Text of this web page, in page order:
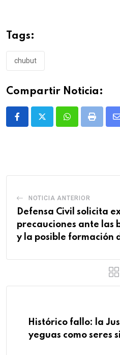
Tags:
chubut
Compartir Noticia:
WhatsappPrint
NOTICIA ANTERIOR
Defensa Civil solicita
precauciones ante las
y la posible formación
Histórico fallo: la
yeguas como seres